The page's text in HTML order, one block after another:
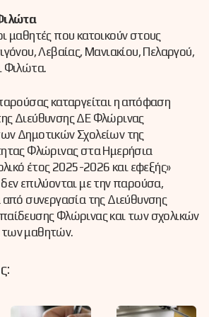
μαθητές που κατοικούν στους
Λεβαίας, Μανιακίου, Πελαργού,
Φιλώτα.
καταργείται η απόφαση
Διεύθυνσης ΔΕ Φλώρινας
Δημοτικών Σχολείων της
Φλώρινας στα Ημερήσια
έτος 2025-2026 και εφεξής»
επιλύονται με την παρούσα,
από συνεργασία της Διεύθυνσης
Φλώρινας και των σχολικών
μαθητών.